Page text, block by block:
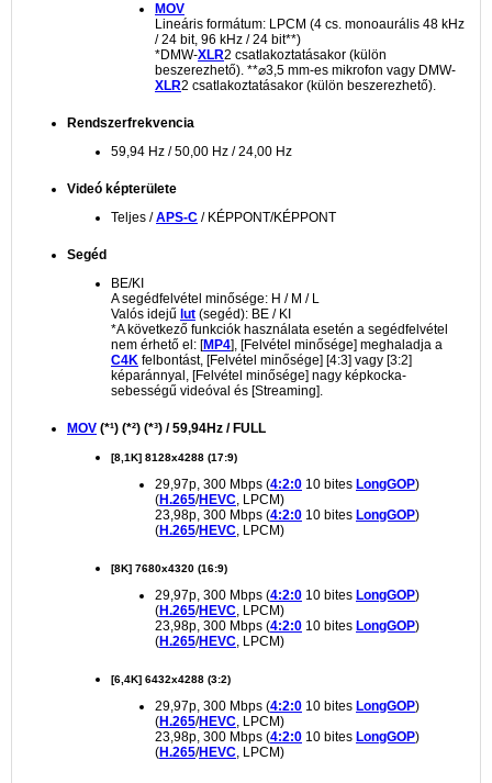
MOV
Lineáris formátum: LPCM (4 cs. monoaurális 48 kHz
/ 24 bit, 96 kHz / 24 bit**)
*DMW-XLR2 csatlakoztatásakor (külön
beszerezhető). **⌀3,5 mm-es mikrofon vagy DMW-
XLR2 csatlakoztatásakor (külön beszerezhető).
Rendszerfrekvencia
59,94 Hz / 50,00 Hz / 24,00 Hz
Videó képterülete
Teljes /APS-C / KÉPPONT/KÉPPONT
Segéd
BE/KI
A segédfelvétel minősége: H / M / L
Valós idejű lut (segéd): BE / KI
*A következő funkciók használata esetén a segédfelvétel
nem érhető el: [MP4], [Felvétel minősége] meghaladja a
C4K felbontást, [Felvétel minősége] [4:3] vagy [3:2]
képaránnyal, [Felvétel minősége] nagy képkocka-
sebességű videóval és [Streaming].
MOV (*¹) (*²) (*³) / 59,94Hz / FULL
[8,1K] 8128x4288 (17:9)
29,97p, 300 Mbps (4:2:0 10 bites LongGOP)
(H.265/HEVC , LPCM)
23,98p, 300 Mbps (4:2:0 10 bites LongGOP)
(H.265/HEVC , LPCM)
[8K] 7680x4320 (16:9)
29,97p, 300 Mbps (4:2:0 10 bites LongGOP)
(H.265/HEVC , LPCM)
23,98p, 300 Mbps (4:2:0 10 bites LongGOP)
(H.265/HEVC , LPCM)
[6,4K] 6432x4288 (3:2)
29,97p, 300 Mbps (4:2:0 10 bites LongGOP)
(H.265/HEVC , LPCM)
23,98p, 300 Mbps (4:2:0 10 bites LongGOP)
(H.265/HEVC , LPCM)